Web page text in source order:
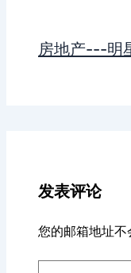
房地产---明
发表评论
您的邮箱地址不